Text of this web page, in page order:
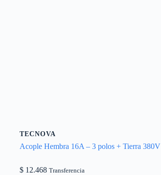
TECNOVA
Acople Hembra 16A – 3 polos + Tierra 380V
$ 12.468 Transferencia